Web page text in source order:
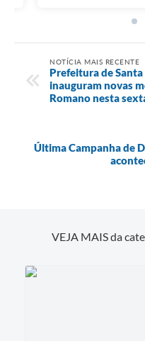
NOTÍCIA MAIS RECENTE
Prefeitura de Santa
inauguram novas
Romano nesta
Última Campanha de
VEJA MAIS da